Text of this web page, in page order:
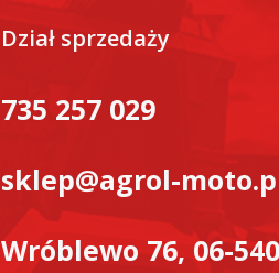
Dział sprzedaży
735 257 029
sklep@agrol-
Wróblewo 76, 06-